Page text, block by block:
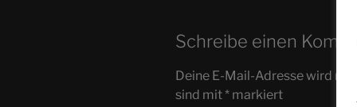
Schreibe einen
Deine E-Mail-Adresse wird
sind mit* markiert